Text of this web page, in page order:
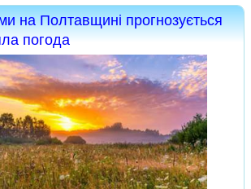
на Полтавщині прогнозується
погода